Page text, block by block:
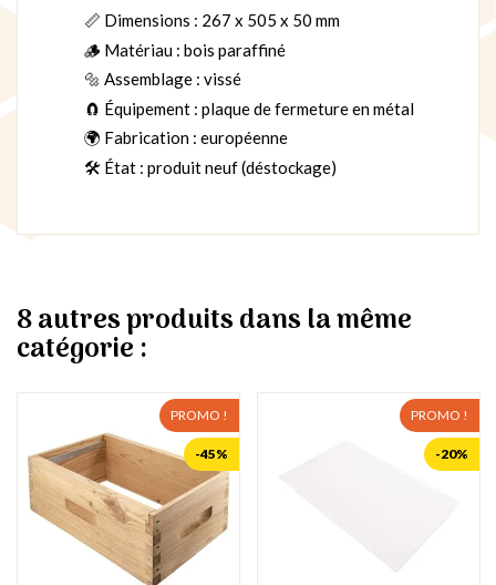
📏 Dimensions : 267 x 505 x 50 mm
🪵 Matériau : bois paraffiné
🔩 Assemblage : vissé
🧲 Équipement : plaque de fermeture en métal
🌍 Fabrication : européenne
🛠️ État : produit neuf (déstockage)
8 autres produits dans la même
catégorie :
PROMO !
-45%
PROMO !
-20%